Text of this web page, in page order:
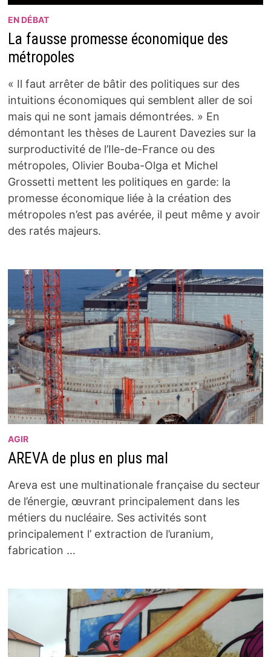
EN DÉBAT
La fausse promesse économique des
métropoles
« Il faut arrêter de bâtir des politiques sur des
intuitions économiques qui semblent aller de soi
mais qui ne sont jamais démontrées. » En
démontant les thèses de Laurent Davezies sur la
surproductivité de l’Ile-de-France ou des
métropoles, Olivier Bouba-Olga et Michel
Grossetti mettent les politiques en garde: la
promesse économique liée à la création des
métropoles n’est pas avérée, il peut même y avoir
des ratés majeurs.
AGIR
AREVA de plus en plus mal
Areva est une multinationale française du secteur
de l’énergie, œuvrant principalement dans les
métiers du nucléaire. Ses activités sont
principalement l’ extraction de l’uranium,
fabrication …